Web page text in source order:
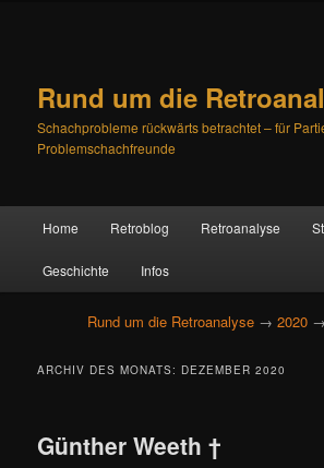
Rund um die
Schachprobleme rückwärts betrachtet – für
Problemschachfreunde
Zum
primären
Inhalt
springen
Zum
sekundären
Inhalt
springen
Home Retroblog Retroanalyse
Geschichte Infos
Rund um die Retroanalyse → 2020
ARCHIV DES MONATS: DEZEMBER 2020
Günther Weeth †